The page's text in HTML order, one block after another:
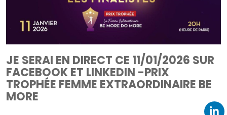
JE SERAI EN DIRECT CE 11/01/2026 SUR
FACEBOOK ET LINKEDIN -PRIX
TROPHÉE FEMME EXTRAORDINAIRE BE
MORE